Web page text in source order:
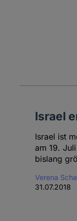
Israel
Israel ist
am 19.
bislang
Verena
31.07.2018